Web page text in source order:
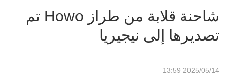
شاحنة قلابة من طراز Howo تم
تصديرها إلى نيجيريا
2025/05/14 13:59